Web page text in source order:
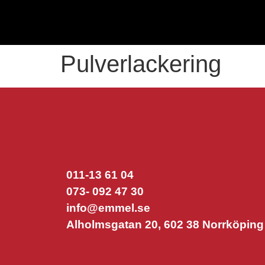
Pulverlackering
011-13 61 04
073- 092 47 30
info@emmel.se
Alholmsgatan 20, 602 38 Norrköping